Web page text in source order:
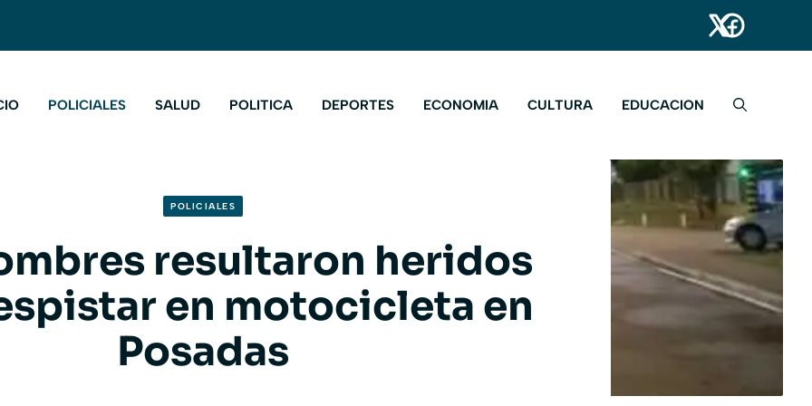
POLICIALES SALUD POLITICA DEPORTES ECONOMIA CULTURA EDUCACION
POLICIALES
resultaron heridos
en motocicleta en
Posadas